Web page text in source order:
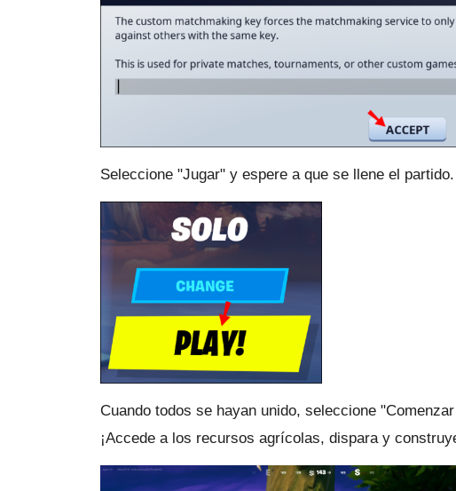
Seleccione "Jugar" y espere a que se llene el partido.
Cuando todos se hayan unido, seleccione
¡Accede a los recursos agrícolas, dispara y